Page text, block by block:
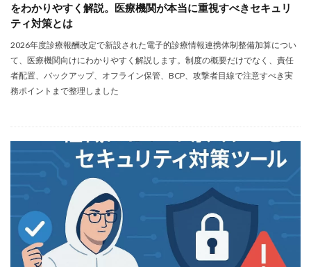
をわかりやすく解説。医療機関が本当に重視すべきセキュリ
ティ対策とは
2026年度診療報酬改定で新設された電子的診療情報連携体制整備加算につい
て、医療機関向けにわかりやすく解説します。制度の概要だけでなく、責任
者配置、バックアップ、オフライン保管、BCP、攻撃者目線で注意すべき実
務ポイントまで整理しました